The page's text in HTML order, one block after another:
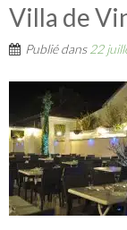
Villa de
Publié dans 22